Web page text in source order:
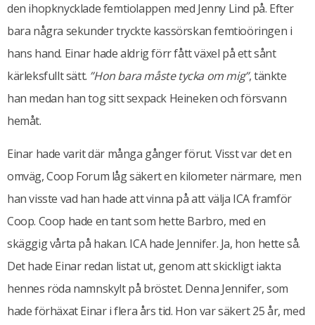
den ihopknycklade femtiolappen med Jenny Lind på. Efter
bara några sekunder tryckte kassörskan femtioöringen i
hans hand. Einar hade aldrig förr fått växel på ett sånt
kärleksfullt sätt. ”Hon bara måste tycka om mig”, tänkte
han medan han tog sitt sexpack Heineken och försvann
hemåt.
Einar hade varit där många gånger förut. Visst var det en
omväg, Coop Forum låg säkert en kilometer närmare, men
han visste vad han hade att vinna på att välja ICA framför
Coop. Coop hade en tant som hette Barbro, med en
skäggig vårta på hakan. ICA hade Jennifer. Ja, hon hette så.
Det hade Einar redan listat ut, genom att skickligt iakta
hennes röda namnskylt på bröstet. Denna Jennifer, som
hade förhäxat Einar i flera års tid. Hon var säkert 25 år, med